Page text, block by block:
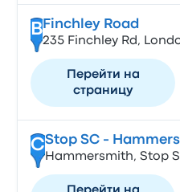
B Finchley Road
235 Finchley Rd,
Перейти на
страницу
CStop SC -
Hammersmith, Stop